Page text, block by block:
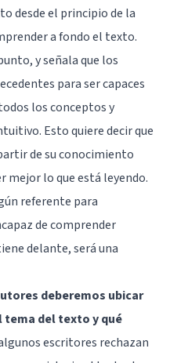
desde el principio de la
a fondo el texto.
y señala que los
para ser capaces
los conceptos y
Esto quiere decir que
de su conocimiento
mejor lo que está leyendo.
referente para
de comprender
delante, será una
deberemos ubicar
del texto y qué
escritores rechazan